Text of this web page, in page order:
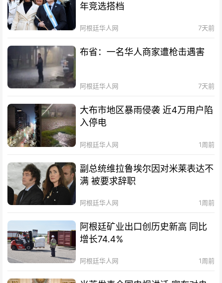
年竞选搭档
阿根廷华人网 7天前
布省：一名华人商家遭枪击遇害
阿根廷华人网 7天前
大布市地区暴雨侵袭 近4万用户陷
入停电
阿根廷华人网 1周前
副总统维拉鲁埃尔因对米莱表达不
满 被要求辞职
阿根廷华人网 1周前
阿根廷矿业出口创历史新高 同比
增长74.4%
阿根廷华人网 1周前